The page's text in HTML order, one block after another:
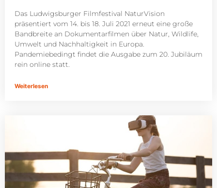
Das Ludwigsburger Filmfestival NaturVision
präsentiert vom 14. bis 18. Juli 2021 erneut eine große
Bandbreite an Dokumentarfilmen über Natur, Wildlife,
Umwelt und Nachhaltigkeit in Europa.
Pandemiebedingt findet die Ausgabe zum 20. Jubiläum
rein online statt.
Weiterlesen